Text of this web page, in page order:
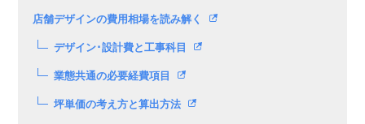
店舗デザインの費用相場を読み解く
デザイン･設計費と工事科目
業態共通の必要経費項目
坪単価の考え方と算出方法